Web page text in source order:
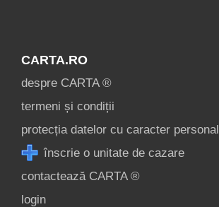
CARTA.RO
despre CARTA ®
termeni și condiții
protecția datelor cu caracter personal
înscrie o unitate de cazare
contactează CARTA ®
login